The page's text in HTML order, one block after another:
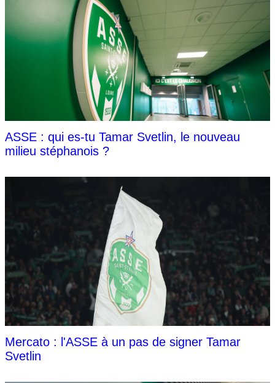
ASSE : qui es-tu Tamar Svetlin, le nouveau
milieu stéphanois ?
Mercato : l'ASSE à un pas de signer Tamar
Svetlin